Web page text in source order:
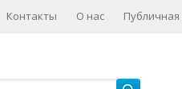
Контакты О нас